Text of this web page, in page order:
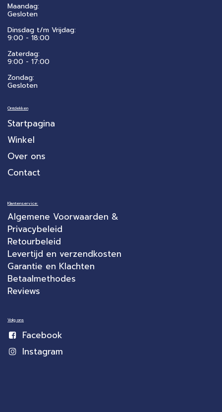
Maandag:
Gesloten
Dinsdag t/m Vrijdag:
9:00 - 18:00
Zaterdag:
​9:00 - 17:00
Zondag:
Gesloten
Ontdekken
Startpagina
Winkel
Over ons
Contact
Klantenservice:
Algemene Voorwaarden &
Privacybeleid
Retourbeleid
Levertijd en verzendkosten
Garantie en Klachten
Betaalmethodes
Reviews
Volg ons
Facebook
Instagram